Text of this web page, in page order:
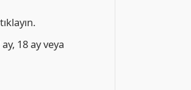
18 ay veya